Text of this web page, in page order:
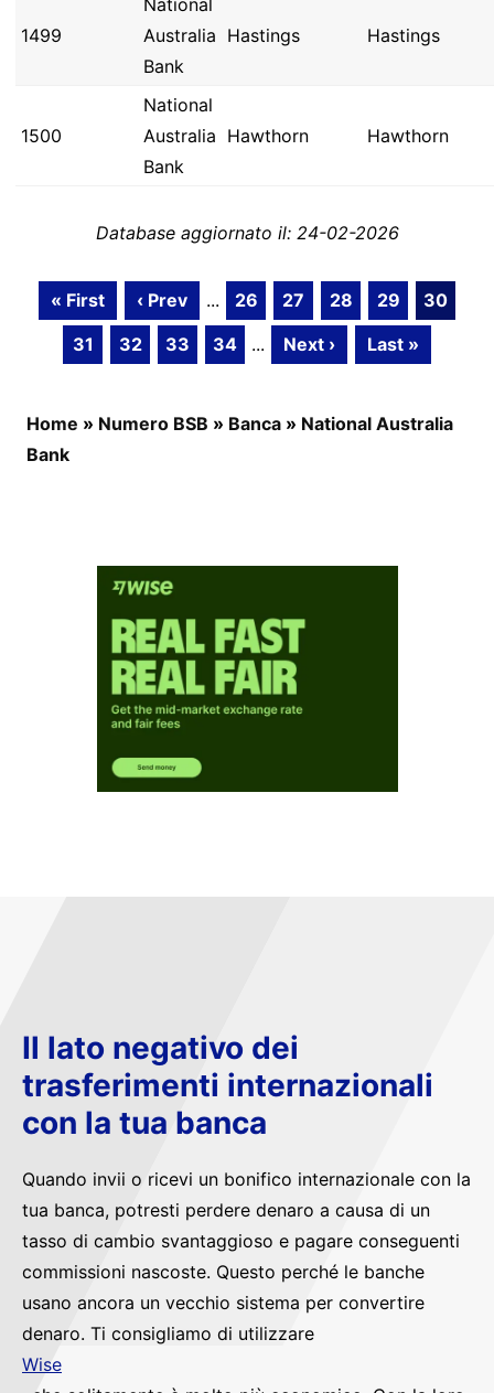
1499
National
Australia
Bank
Hastings Hastings
1500
National
Australia
Bank
Hawthorn Hawthorn
Database aggiornato il: 24-02-2026
« First ‹ Prev ... 26 27 28 29
30
31
32 33 34 ... Next › Last »
Home » Numero BSB » Banca » National Australia
Bank
Il lato negativo dei
trasferimenti internazionali
con la tua banca
Quando invii o ricevi un bonifico internazionale con la
tua banca, potresti perdere denaro a causa di un
tasso di cambio svantaggioso e pagare conseguenti
commissioni nascoste. Questo perché le banche
usano ancora un vecchio sistema per convertire
denaro. Ti consigliamo di utilizzare
Wise